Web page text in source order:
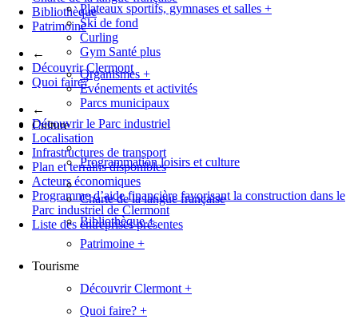
Bibliothèque
Patrimoine
←
Découvrir Clermont
Quoi faire?
←
Découvrir le Parc industriel
Localisation
Infrastructures de transport
Plan et terrains disponibles
Acteurs économiques
Programme d’aide financière favorisant la construction dans le
Parc industriel de Clermont
Liste des entreprises présentes
Plateaux sportifs, gymnases et salles +
Ski de fond
Curling
Gym Santé plus
Organismes +
Événements et activités
Parcs municipaux
Culture
Programmation loisirs et culture
Charte de la langue française
Bibliothèque+
Patrimoine +
Tourisme
Découvrir Clermont +
Quoi faire? +